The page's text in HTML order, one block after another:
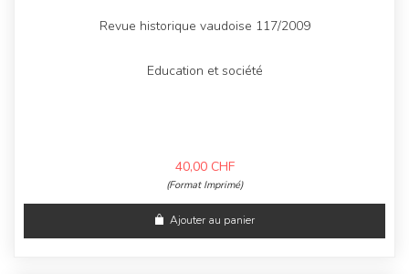
Revue historique vaudoise 117/2009
Education et société
40,00 CHF
(Format Imprimé)
Ajouter au panier